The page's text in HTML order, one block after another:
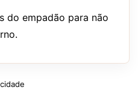
do empadão para não